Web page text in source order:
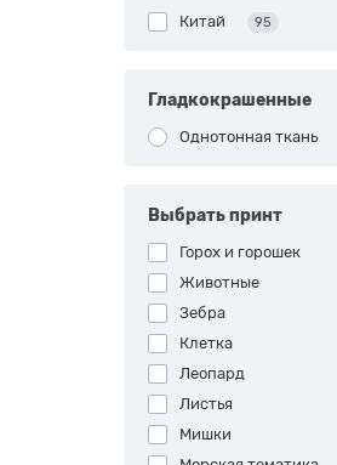
Китай 95
Гладкокрашенные
Однотонная ткань
Выбрать принт
Горох и горошек
Животные
Зебра
Клетка
Леопард
Листья
Мишки